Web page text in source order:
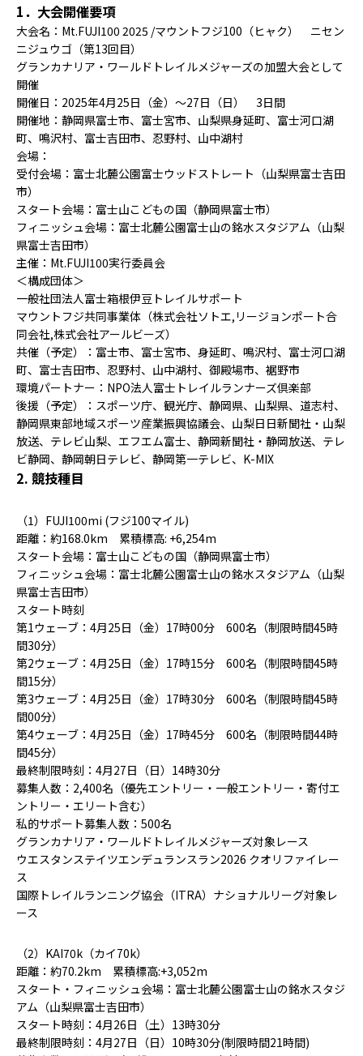
1．大会開催要項
大会名：Mt.FUJI100 2025 /マウントフジ100（ヒャク） ニセン
ニジュウゴ（第13回目）
グランカナリア・ワールドトレイルメジャーズの加盟大会として
開催
開催日：2025年4月25日（金）～27日（日） 3日間
開催地：静岡県富士市、富士宮市、山梨県身延町、富士河口湖
町、鳴沢村、富士吉田市、忍野村、山中湖村
会場：
受付会場：富士北麓公園富士ウッドストレート（山梨県富士吉田
市）
スタート会場：富士山こどもの国（静岡県富士市）
フィニッシュ会場：富士北麓公園富士山の銘水スタジアム（山梨
県富士吉田市）
主催：Mt.FUJI100実行委員会
＜構成団体＞
一般社団法人富士箱根伊豆トレイルサポート
マウントフジ共同事業体（株式会社ソトエ,リージョンポート合
同会社,株式会社アールビーズ）
共催（予定）：富士市、富士宮市、身延町、鳴沢村、富士河口湖
町、富士吉田市、忍野村、山中湖村、御殿場市、裾野市
環境パートナー：NPO法人富士トレイルランナーズ倶楽部
後援（予定）：スポーツ庁、観光庁、静岡県、山梨県、道志村、
静岡県東部地域スポーツ産業振興協議会、山梨日日新聞社・山梨
放送、テレビ山梨、エフエム富士、静岡新聞社・静岡放送、テレ
ビ静岡、静岡朝日テレビ、静岡第一テレビ、K-MIX
2. 競技種目
（1）FUJI100mi (フジ100マイル)
距離：約168.0km 累積標高: +6,254m
スタート会場：富士山こどもの国（静岡県富士市）
フィニッシュ会場：富士北麓公園富士山の銘水スタジアム（山梨
県富士吉田市）
スタート時刻
第1ウェーブ：4月25日（金）17時00分 600名（制限時間45時
間30分）
第2ウェーブ：4月25日（金）17時15分 600名（制限時間45時
間15分）
第3ウェーブ：4月25日（金）17時30分 600名（制限時間45時
間00分）
第4ウェーブ：4月25日（金）17時45分 600名（制限時間44時
間45分）
最終制限時刻：4月27日（日）14時30分
募集人数：2,400名（優先エントリー・一般エントリー・寄付エ
ントリー・エリート含む）
私的サポート募集人数：500名
グランカナリア・ワールドトレイルメジャーズ対象レース
ウエスタンステイツエンデュランスラン2026 クオリファイレー
ス
国際トレイルランニング協会（ITRA）ナショナルリーグ対象レ
ース
（2）KAI70k（カイ70k）
距離：約70.2km 累積標高:+3,052m
スタート・フィニッシュ会場：富士北麓公園富士山の銘水スタジ
アム（山梨県富士吉田市）
スタート時刻：4月26日（土）13時30分
最終制限時刻：4月27日（日）10時30分(制限時間21時間)